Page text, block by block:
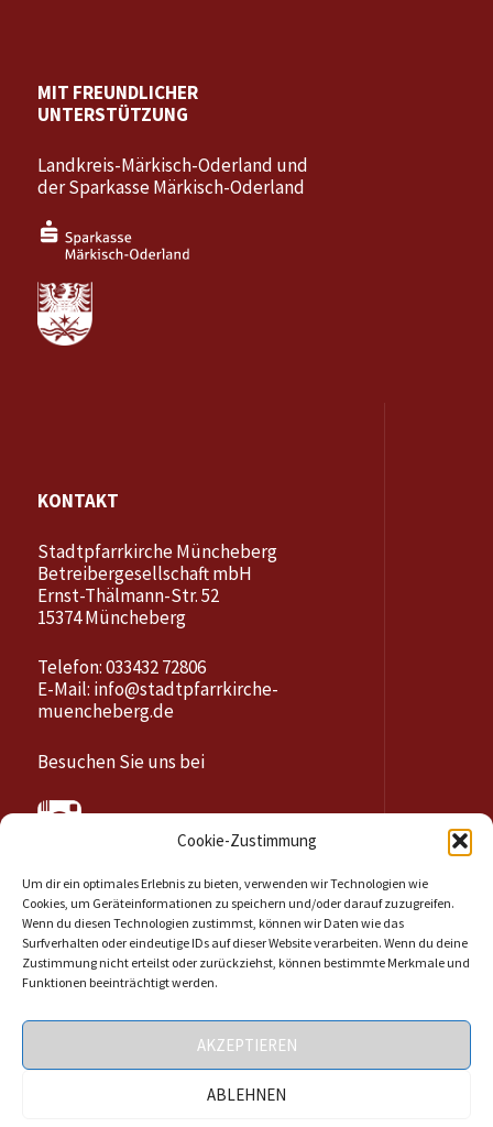
Cookie-Zustimmung
Um dir ein optimales Erlebnis zu bieten, verwenden wir Technologien wie
Cookies, um Geräteinformationen zu speichern und/oder darauf zuzugreifen.
Wenn du diesen Technologien zustimmst, können wir Daten wie das
Surfverhalten oder eindeutige IDs auf dieser Website verarbeiten. Wenn du deine
Zustimmung nicht erteilst oder zurückziehst, können bestimmte Merkmale und
Funktionen beeinträchtigt werden.
AKZEPTIEREN
ABLEHNEN
MIT FREUNDLICHER
UNTERSTÜTZUNG
Landkreis-Märkisch-Oderland und
der Sparkasse Märkisch-Oderland
KONTAKT
Stadtpfarrkirche Müncheberg
Betreibergesellschaft mbH
Ernst-Thälmann-Str. 52
15374 Müncheberg
Telefon: 033432 72806
E-Mail: info@stadtpfarrkirche-
muencheberg.de
Besuchen Sie uns bei
@Stadtpfarrkirche Müncheberg